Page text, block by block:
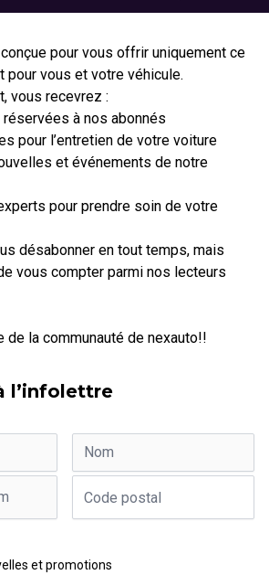
pour vous offrir uniquement ce
pour vous et votre véhicule.
vous recevrez :
à nos abonnés
pour l’entretien de votre voiture
et événements de notre
pour prendre soin de votre
désabonner en tout temps, mais
vous compter parmi nos lecteurs
de la communauté de nexauto!!
l’infolettre
et promotions